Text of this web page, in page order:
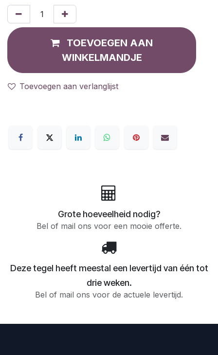
TOEVOEGEN AAN
WINKELMANDJE
Toevoegen aan verlanglijst
Grote hoeveelheid nodig?
Bel of mail ons voor een mooie offerte.
Deze tegel heeft meestal een levertijd van één tot
drie weken.
Bel of mail ons voor de actuele levertijd.